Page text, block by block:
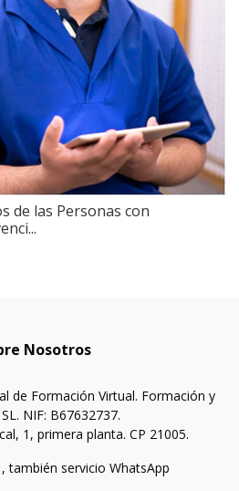
de las Personas con
Nosotros
de Formación Virtual. Formación y
NIF: B67632737.
1, primera planta. CP 21005.
también servicio WhatsApp